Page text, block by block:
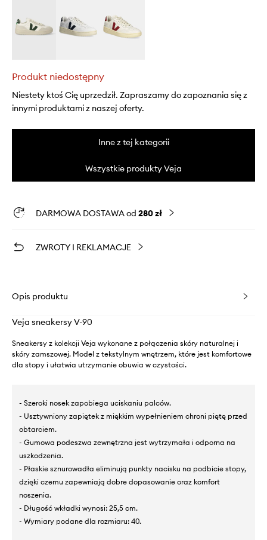
Produkt niedostępny
Niestety ktoś Cię uprzedził. Zapraszamy do zapoznania się z
innymi produktami z naszej oferty.
Inne z tej kategorii
Wszystkie produkty Veja
DARMOWA DOSTAWA od 280 zł
ZWROTY I REKLAMACJE
Opis produktu
Veja sneakersy V-90
Sneakersy z kolekcji Veja wykonane z połączenia skóry naturalnej i
skóry zamszowej. Model z tekstylnym wnętrzem, które jest komfortowe
dla stopy i ułatwia utrzymanie obuwia w czystości.
- Szeroki nosek zapobiega uciskaniu palców.
- Usztywniony zapiętek z miękkim wypełnieniem chroni piętę przed
obtarciem.
- Gumowa podeszwa zewnętrzna jest wytrzymała i odporna na
uszkodzenia.
- Płaskie sznurowadła eliminują punkty nacisku na podbicie stopy,
dzięki czemu zapewniają dobre dopasowanie oraz komfort
noszenia.
- Długość wkładki wynosi: 25,5 cm.
- Wymiary podane dla rozmiaru: 40.